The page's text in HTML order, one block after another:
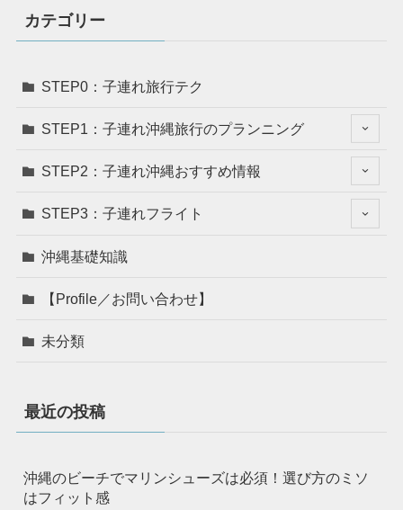
カテゴリー
STEP0：子連れ旅行テク
STEP1：子連れ沖縄旅行のプランニング
STEP2：子連れ沖縄おすすめ情報
STEP3：子連れフライト
沖縄基礎知識
【Profile／お問い合わせ】
未分類
最近の投稿
沖縄のビーチでマリンシューズは必須！選び方のミソ
はフィット感